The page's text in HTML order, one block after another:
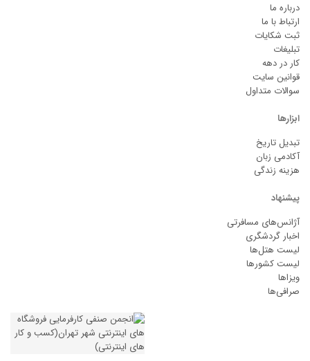
درباره ما
ارتباط با ما
ثبت شکایات
تبلیغات
کار در دهه
قوانین سایت
سوالات متداول
ابزارها
تبدیل تاریخ
آکادمی زبان
هزینه زندگی
پیشنهاد
آژانس‌های مسافرتی
اخبار گردشگری
لیست هتل‌ها
لیست کشورها
ویزاها
صرافی‌ها